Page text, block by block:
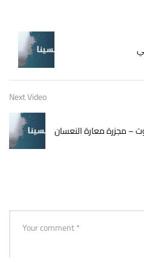
Next Video